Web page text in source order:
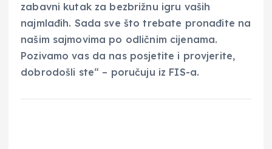
zabavni kutak za bezbrižnu igru vaših
najmlađih. Sada sve što trebate pronađite na
našim sajmovima po odličnim cijenama.
Pozivamo vas da nas posjetite i provjerite,
dobrodošli ste“ – poručuju iz FIS-a.